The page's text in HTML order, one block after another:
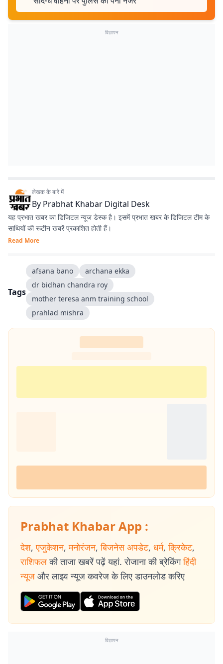
विज्ञापन
लेखक के बारे में
By Prabhat Khabar Digital Desk
यह प्रभात खबर का डिजिटल न्यूज डेस्क है। इसमें प्रभात खबर के डिजिटल टीम के
साथियों की रूटीन खबरें प्रकाशित होती हैं।
Read More
Tags
afsana bano
archana ekka
dr bidhan chandra roy
mother teresa anm training school
prahlad mishra
Prabhat Khabar App :
देश, एजुकेशन, मनोरंजन, बिजनेस अपडेट, धर्म, क्रिकेट,
राशिफल की ताजा खबरें पढ़ें यहां. रोजाना की ब्रेकिंग हिंदी
न्यूज और लाइव न्यूज कवरेज के लिए डाउनलोड करिए
विज्ञापन